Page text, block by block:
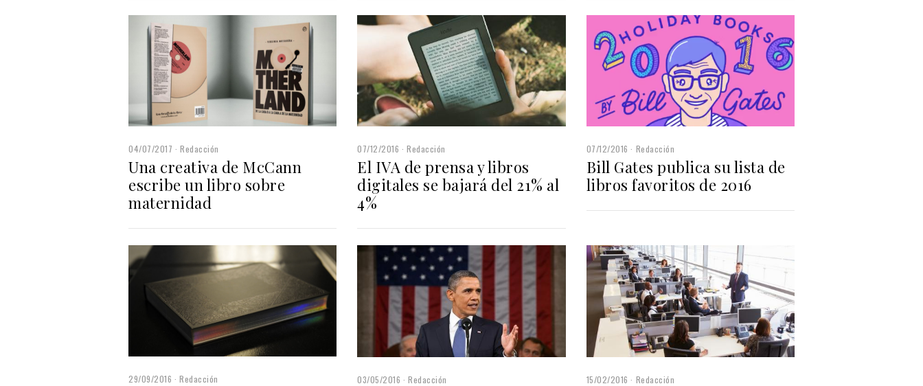
04/07/2017 Redacción
Una creativa de McCann
escribe un libro sobre
maternidad
07/12/2016 Redacción
El IVA de prensa y libros
digitales se bajará del 21% al
4%
07/12/2016 Redacción
Bill Gates publica su lista de
libros favoritos de 2016
29/09/2016 Redacción 03/05/2016 Redacción 15/02/2016 Redacción